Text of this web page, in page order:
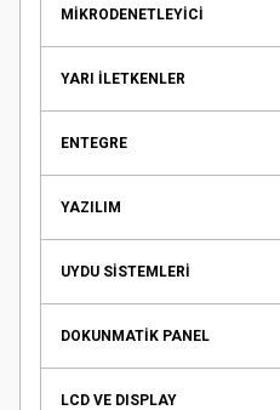
MİKRODENETLEYİCİ
YARI İLETKENLER
ENTEGRE
YAZILIM
UYDU SİSTEMLERİ
DOKUNMATİK PANEL
LCD VE DISPLAY